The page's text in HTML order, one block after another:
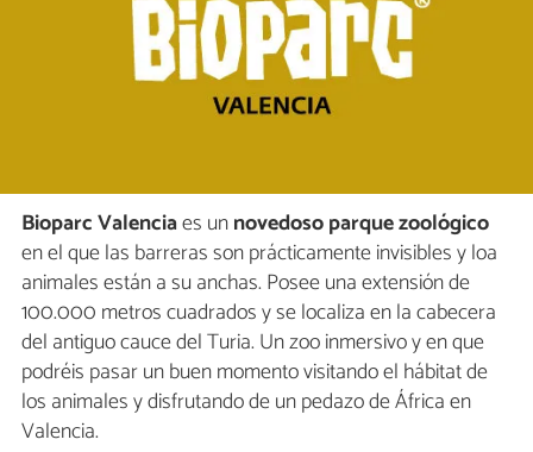
Bioparc Valenciaes unnovedoso parque zoológico
en el que las barreras son prácticamente invisibles y loa
animales están a su anchas. Posee una extensión de
100.000 metros cuadrados y se localiza en la cabecera
del antiguo cauce del Turia. Un zoo inmersivo y en que
podréis pasar un buen momento visitando el hábitat de
los animales y disfrutando de un pedazo de África en
Valencia.